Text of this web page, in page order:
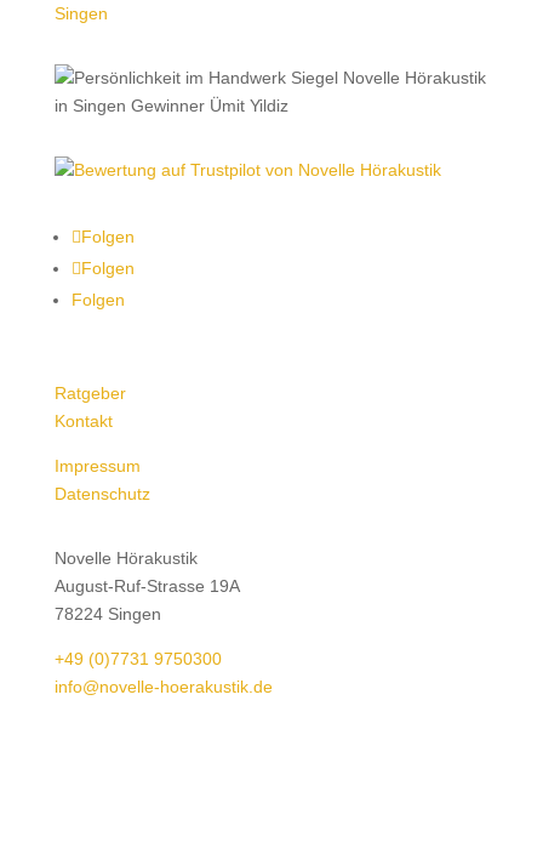
Folgen
Folgen
Folgen
Ratgeber
Kontakt
Impressum
Datenschutz
Novelle Hörakustik
August-Ruf-Strasse 19A
78224 Singen
+49 (0)7731 9750300
info@novelle-hoerakustik.de